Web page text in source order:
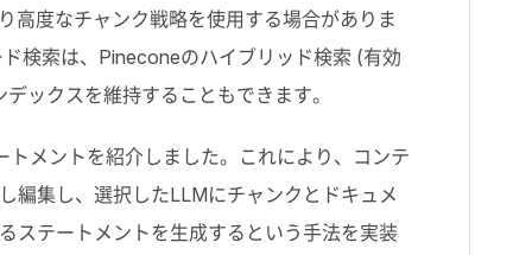
高度なチャンク戦略を使用する場合がありま
検索は、 Pineconeのハイブリッド検索 (有効
ックスを維持することもできます。
メントを紹介しました。これにより、コンテ
編集し、選択したLLMにチャンクとドキュメ
ステートメントを生成するという手法を実装